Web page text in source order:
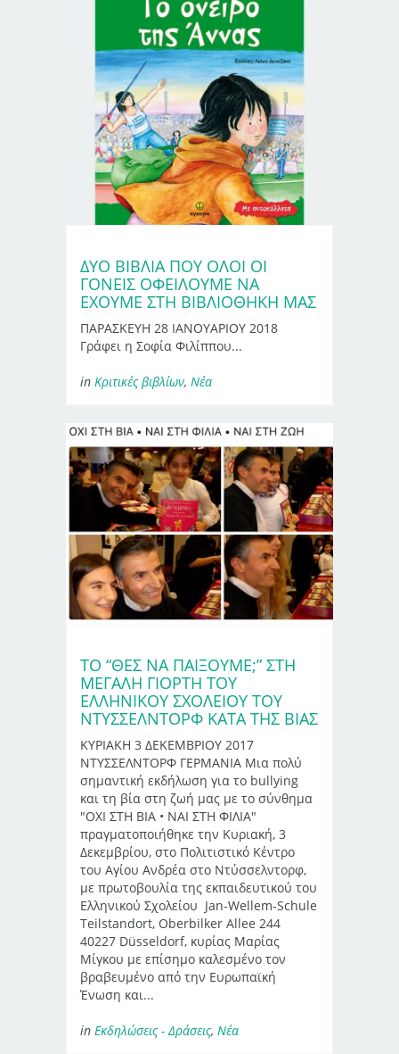
ΔΥΟ ΒΙΒΛΙΑ ΠΟΥ ΟΛΟΙ ΟΙ
ΓΟΝΕΙΣ ΟΦΕΙΛΟΥΜΕ ΝΑ
ΕΧΟΥΜΕ ΣΤΗ ΒΙΒΛΙΟΘΗΚΗ ΜΑΣ
ΠΑΡΑΣΚΕΥΗ 28 ΙΑΝΟΥΑΡΙΟΥ 2018
Γράφει η Σοφία Φιλίππου...
in Κριτικές βιβλίων, Νέα
ΤΟ “ΘΕΣ ΝΑ ΠΑΙΞΟΥΜΕ;” ΣΤΗ
ΜΕΓΆΛΗ ΓΙΟΡΤΉ ΤΟΥ
ΕΛΛΗΝΙΚΟΎ ΣΧΟΛΕΊΟΥ ΤΟΥ
ΝΤΎΣΣΕΛΝΤΟΡΦ ΚΑΤΆ ΤΗΣ ΒΊΑΣ
ΚΥΡΙΑΚΗ 3 ΔΕΚΕΜΒΡΙΟΥ 2017
ΝΤΥΣΣΕΛΝΤΟΡΦ ΓΕΡΜΑΝΙΑ Μια πολύ
σημαντική εκδήλωση για το bullying
και τη βία στη ζωή μας με το σύνθημα
"ΟΧΙ ΣΤΗ ΒΙΑ • ΝΑΙ ΣΤΗ ΦΙΛΙΑ"
πραγματοποιήθηκε την Κυριακή, 3
Δεκεμβρίου, στο Πολιτιστικό Κέντρο
του Αγίου Ανδρέα στο Ντύσσελντορφ,
με πρωτοβουλία της εκπαιδευτικού του
Ελληνικού Σχολείου Jan-Wellem-Schule
Teilstandort, Oberbilker Allee 244
40227 Düsseldorf, κυρίας Μαρίας
Μίγκου με επίσημο καλεσμένο τον
βραβευμένο από την Ευρωπαϊκή
Ένωση και...
in Εκδηλώσεις - Δράσεις, Νέα